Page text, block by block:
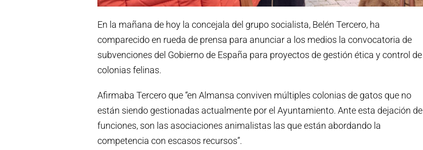
En la mañana de hoy la concejala del grupo socialista, Belén Tercero, ha
comparecido en rueda de prensa para anunciar a los medios la convocatoria de
subvenciones del Gobierno de España para proyectos de gestión ética y control de
colonias felinas.
Afirmaba Tercero que “en Almansa conviven múltiples colonias de gatos que no
están siendo gestionadas actualmente por el Ayuntamiento. Ante esta dejación de
funciones, son las asociaciones animalistas las que están abordando la
competencia con escasos recursos”.